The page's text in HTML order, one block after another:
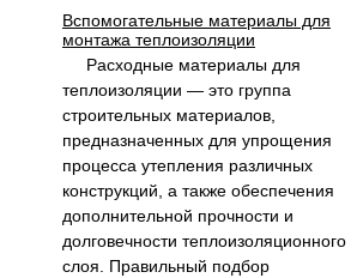
Вспомогательные материалы для
монтажа теплоизоляции
Расходные материалы для
теплоизоляции — это группа
строительных материалов,
предназначенных для упрощения
процесса утепления различных
конструкций, а также обеспечения
дополнительной прочности и
долговечности теплоизоляционного
слоя. Правильный подбор